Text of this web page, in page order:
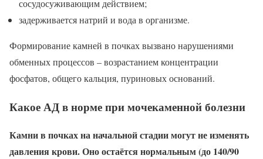
сосудосуживающим действием;
задерживается натрий и вода в организме.
Формирование камней в почках вызвано нарушениями
обменных процессов – возрастанием концентрации
фосфатов, общего кальция, пуриновых оснований.
Какое АД в норме при мочекаменной болезни
Камни в почках на начальной стадии могут не изменять
давления крови. Оно остаётся нормальным (до 140/90